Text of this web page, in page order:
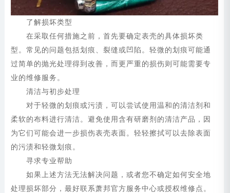
了解损坏类型
在采取任何措施之前，首先要确定表壳的具体损坏类
型。常见的问题包括划痕、裂缝或凹陷。轻微的划痕可能通
过简单的抛光处理得到改善，而更严重的损伤则可能需要专
业的维修服务。
清洁与初步处理
对于轻微的划痕或污渍，可以尝试使用温和的清洁剂和
柔软的布料进行清洁。避免使用含有研磨剂的清洁产品，因
为它们可能会进一步损伤表壳表面。轻轻擦拭可以去除表面
的污渍和轻微划痕。
寻求专业帮助
如果上述方法无法解决问题，或者您不确定如何安全地
处理损坏部分，最好联系萧邦官方服务中心或授权维修点。